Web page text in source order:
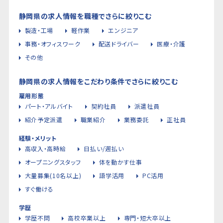
静岡県の求人情報を職種でさらに絞りこむ
製造・工場 軽作業
エンジニア
事務・オフィスワーク
配送ドライバー
医療・介護
その他
静岡県の求人情報をこだわり条件でさらに絞りこむ
雇用形態
パート・アルバイト
契約社員
派遣社員
紹介予定派遣
職業紹介 業務委託 正社員
経験・メリット
高収入・高時給
日払い/週払い
オープニングスタッフ
体を動かす仕事
大量募集(10名以上)
語学活用
PC活用
すぐ働ける
学歴
学歴不問
高校卒業以上
専門・短大卒以上